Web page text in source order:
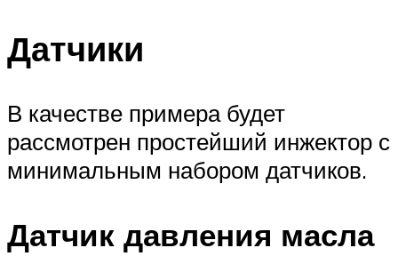
Датчики
В качестве примера будет
рассмотрен простейший инжектор с
минимальным набором датчиков.
Датчик давления масла